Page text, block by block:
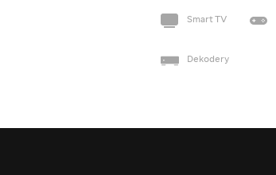
Smart TV
Dekodery